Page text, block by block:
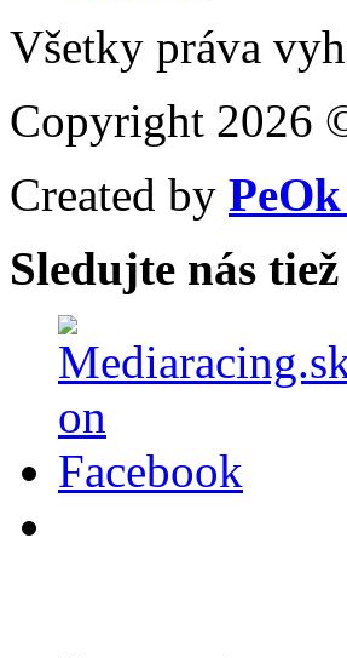
Všetky práva
Copyright 2026
Created by PeOk
Sledujte nás